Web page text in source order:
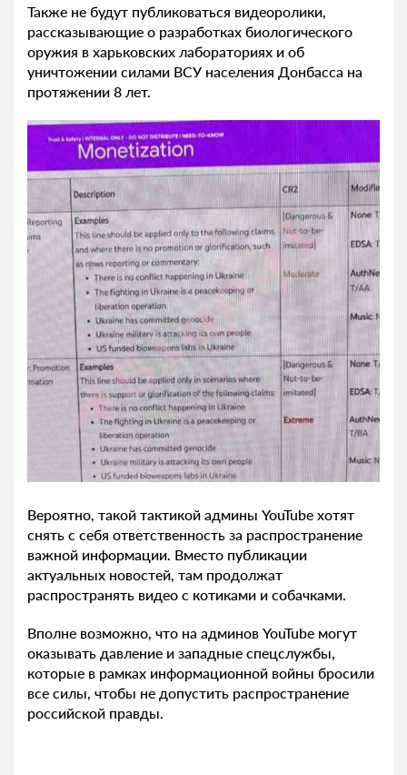
Также не будут публиковаться видеоролики,
рассказывающие о разработках биологического
оружия в харьковских лабораториях и об
уничтожении силами ВСУ населения Донбасса на
протяжении 8 лет.
Вероятно, такой тактикой админы YouTube хотят
снять с себя ответственность за распространение
важной информации. Вместо публикации
актуальных новостей, там продолжат
распространять видео с котиками и собачками.
Вполне возможно, что на админов YouTube могут
оказывать давление и западные спецслужбы,
которые в рамках информационной войны бросили
все силы, чтобы не допустить распространение
российской правды.